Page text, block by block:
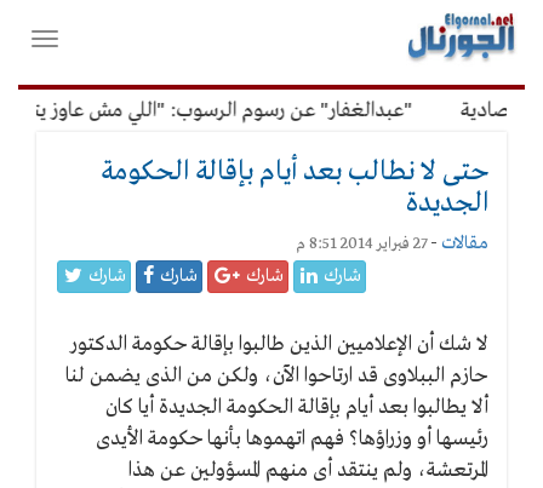
القائمة
الرئيسية
فتح
"عبدالغفار" عن رسوم الرسوب: "اللي مش عاوز يتعلم
حتى لا نطالب بعد أيام بإقالة الحكومة
الجديدة
مقالات -27 فبراير 2014 8:51 م
شارك شارك شارك شارك
لا شك أن الإعلاميين الذين طالبوا بإقالة حكومة الدكتور
حازم الببلاوى قد ارتاحوا الآن، ولكن من الذى يضمن لنا
ألا يطالبوا بعد أيام بإقالة الحكومة الجديدة أيا كان
رئيسها أو وزراؤها؟ فهم اتهموها بأنها حكومة الأيدى
المرتعشة، ولم ينتقد أى منهم المسؤولين عن هذا